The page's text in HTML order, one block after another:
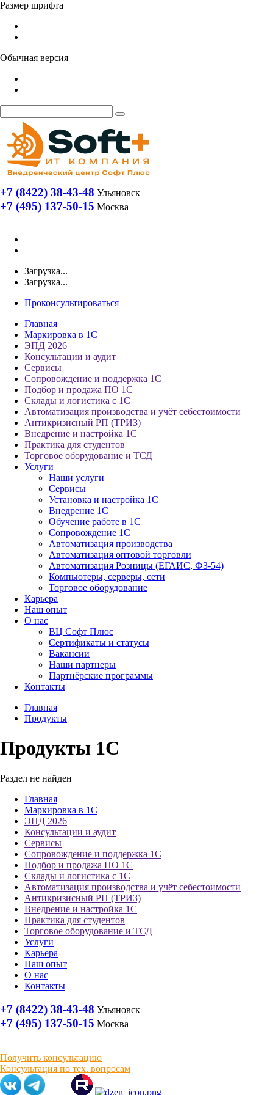
Размер шрифта
Обычная версия
+7 (8422) 38-43-48 Ульяновск
+7 (495) 137-50-15 Москва
Загрузка...
Загрузка...
Проконсультироваться
Главная
Маркировка в 1С
ЭПД 2026
Консультации и аудит
Сервисы
Сопровождение и поддержка 1С
Подбор и продажа ПО 1С
Склады и логистика с 1С
Автоматизация производства и учёт себестоимости
Антикризисный РП (ТРИЗ)
Внедрение и настройка 1С
Практика для студентов
Торговое оборудование и ТСД
Услуги
Наши услуги
Сервисы
Установка и настройка 1С
Внедрение 1С
Обучение работе в 1С
Сопровождение 1С
Автоматизация производства
Автоматизация оптовой торговли
Автоматизация Розницы (ЕГАИС, ФЗ-54)
Компьютеры, серверы, сети
Торговое оборудование
Карьера
Наш опыт
О нас
ВЦ Софт Плюс
Сертификаты и статусы
Вакансии
Наши партнеры
Партнёрские программы
Контакты
Главная
Продукты
Продукты 1С
Раздел не найден
Главная
Маркировка в 1С
ЭПД 2026
Консультации и аудит
Сервисы
Сопровождение и поддержка 1С
Подбор и продажа ПО 1С
Склады и логистика с 1С
Автоматизация производства и учёт себестоимости
Антикризисный РП (ТРИЗ)
Внедрение и настройка 1С
Практика для студентов
Торговое оборудование и ТСД
Услуги
Карьера
Наш опыт
О нас
Контакты
+7 (8422) 38-43-48 Ульяновск
+7 (495) 137-50-15 Москва
Получить консультацию
Консультация по тех. вопросам